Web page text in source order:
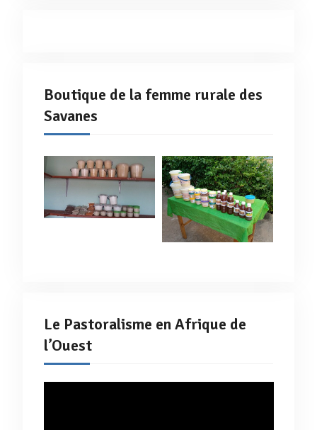
Boutique de la femme rurale des
Savanes
Le Pastoralisme en Afrique de
l’Ouest